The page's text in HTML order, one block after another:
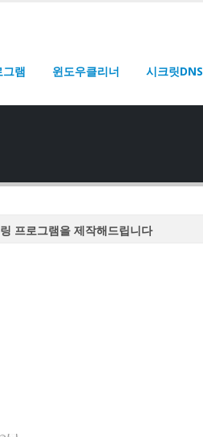
그램 윈도우클리너 시크릿DNS
프로그램을 제작해드립니다
프로그램을 제작해드립니다